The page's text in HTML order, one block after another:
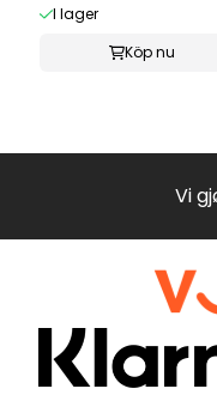
I lager
Köp nu
Vi